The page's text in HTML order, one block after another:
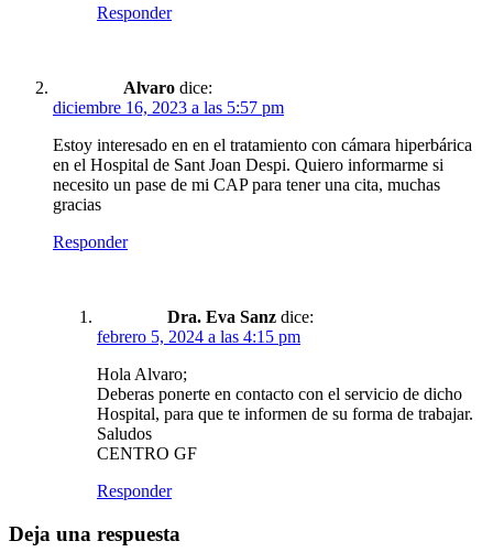
Responder
Alvaro dice:
diciembre 16, 2023 a las 5:57 pm
Estoy interesado en en el tratamiento con cámara hiperbárica
en el Hospital de Sant Joan Despi. Quiero informarme si
necesito un pase de mi CAP para tener una cita, muchas
gracias
Responder
Dra. Eva Sanz dice:
febrero 5, 2024 a las 4:15 pm
Hola Alvaro;
Deberas ponerte en contacto con el servicio de dicho
Hospital, para que te informen de su forma de trabajar.
Saludos
CENTRO GF
Responder
Deja una respuesta